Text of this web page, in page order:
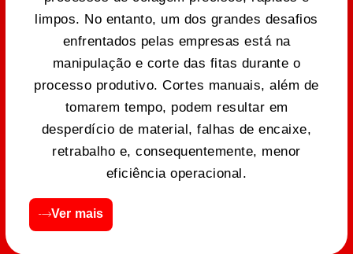
limpos. No entanto, um dos grandes desafios
enfrentados pelas empresas está na
manipulação e corte das fitas durante o
processo produtivo. Cortes manuais, além de
tomarem tempo, podem resultar em
desperdício de material, falhas de encaixe,
retrabalho e, consequentemente, menor
eficiência operacional.
Ver mais